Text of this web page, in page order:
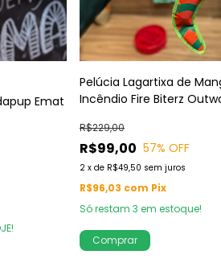
Emat
Pelúcia Lagartixa de
Incêndio Fire Biterz
R$99,00
R$229,00
57% OFF
2 x de R$49,50 sem juros
R$96,03 com Pix
Só restam 3 em estoque!